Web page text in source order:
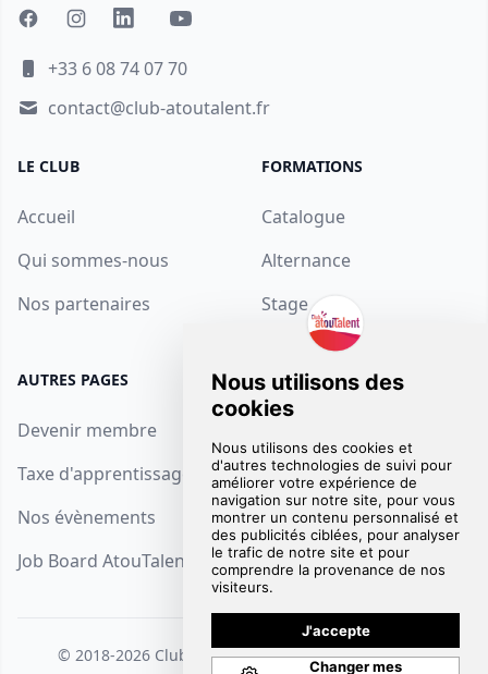
+33 6 08 74 07 70
contact@club-atoutalent.fr
LE CLUB
Accueil
Qui sommes-nous
Nos partenaires
FORMATIONS
Catalogue
Alternance
Stage
AUTRES PAGES
Devenir membre
Taxe d'apprentissage
Nos évènements
Job Board AtouTalent
SUPPORT
FAQ
Mentions Légales
© 2018-2026 Club AtouTalent. Tous droits réservés.